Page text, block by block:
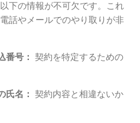
下の情報が不可欠です。これ
話やメールでのやり取りが非
番号： 契約を特定するための
氏名： 契約内容と相違ないか